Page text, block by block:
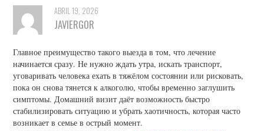
ABRIL 19, 2026
JAVIERGOR
Главное преимущество такого выезда в том, что лечение
начинается сразу. Не нужно ждать утра, искать транспорт,
уговаривать человека ехать в тяжёлом состоянии или рисковать,
пока он снова тянется к алкоголю, чтобы временно заглушить
симптомы. Домашний визит даёт возможность быстро
стабилизировать ситуацию и убрать хаотичность, которая часто
возникает в семье в острый момент.